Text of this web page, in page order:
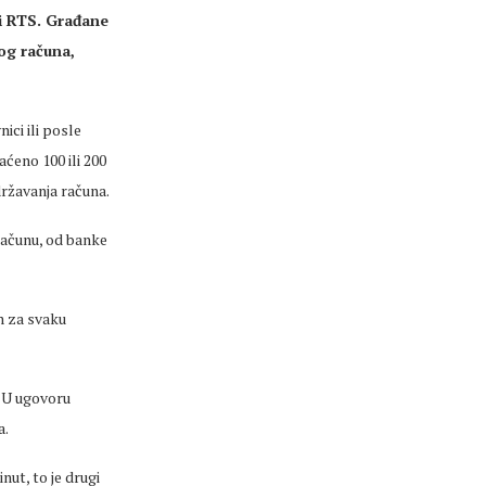
Građane
računa,
ili posle
100 ili 200
računa.
od banke
za svaku
ugovoru
to je drugi